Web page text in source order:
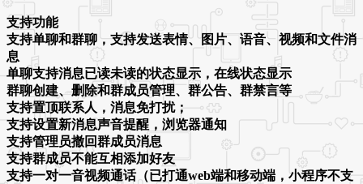
支持功能
支持单聊和群聊，支持发送表情、图片、语音、视频和文件消
息
单聊支持消息已读未读的状态显示，在线状态显示
群聊创建、删除和群成员管理、群公告、群禁言等
支持置顶联系人，消息免打扰；
支持设置新消息声音提醒，浏览器通知
支持管理员撤回群成员消息
支持群成员不能互相添加好友
支持一对一音视频通话（已打通web端和移动端，小程序不支